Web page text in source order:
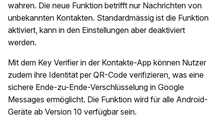
wahren. Die neue Funktion betrifft nur Nachrichten von
unbekannten Kontakten. Standardmässig ist die Funktion
aktiviert, kann in den Einstellungen aber deaktiviert
werden.
Mit dem Key Verifier in der Kontakte-App können Nutzer
zudem ihre Identität per QR-Code verifizieren, was eine
sichere Ende-zu-Ende-Verschlüsselung in Google
Messages ermöglicht. Die Funktion wird für alle Android-
Geräte ab Version 10 verfügbar sein.